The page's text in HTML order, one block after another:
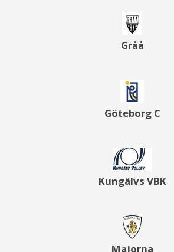
Gråå
Göteborg C
Kungälvs VBK
Majorna